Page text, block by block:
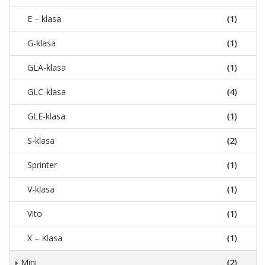
E – klasa (1)
G-klasa (1)
GLA-klasa (1)
GLC-klasa (4)
GLE-klasa (1)
S-klasa (2)
Sprinter (1)
V-klasa (1)
Vito (1)
X – Klasa (1)
Mini (2)